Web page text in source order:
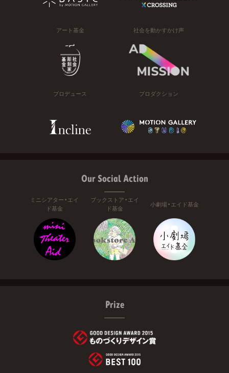
アート基金 社会を動かすかけ声
プロデュース プロダクション
Our Social Action
ミニシアター・エイ
ド基金
ブックストア・エイ
ド基金
小劇場・エイド基金
Prize